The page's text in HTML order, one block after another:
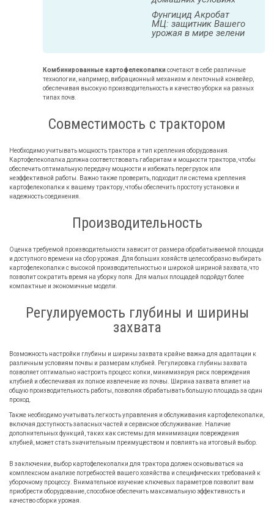
Фунгицид Акробат
МЦ: защитник Вашего
урожая в мире зелени
Комбинированные картофелекопалки сочетают в себе различные
технологии, например, вибрационный механизм и ленточный конвейер,
обеспечивая высокую производительность и качество уборки на разных
типах почв.
Совместимость с трактором
Необходимо учитывать мощность трактора и тип крепления оборудования.
Картофелекопалка должна соответствовать габаритам и мощности трактора, чтобы
обеспечить оптимальную передачу мощности и избежать перегрузок или
неэффективной работы. Важно также проверить, подходит ли система крепления
картофелекопалки к вашему трактору, чтобы обеспечить простоту установки и
надежность соединения.
Производительность
Оценка требуемой производительности зависит от размера обрабатываемой площади
и доступного времени на сбор урожая. Для больших хозяйств целесообразно выбирать
картофелекопалки с высокой производительностью и широкой шириной захвата, что
позволит сократить время на уборку поля. Для малых площадей подойдут более
компактные и экономичные модели.
Регулируемость глубины и ширины
захвата
Возможность настройки глубины и ширины захвата крайне важна для адаптации к
различным условиям почвы и размерам клубней. Регулировка глубины захвата
позволяет оптимально настроить процесс копки, минимизируя риск повреждения
клубней и обеспечивая их полное извлечение из почвы. Ширина захвата влияет на
общую производительность работы, позволяя обрабатывать большую площадь за один
проход.
Также необходимо учитывать легкость управления и обслуживания картофелекопалки,
включая доступность запасных частей и сервисное обслуживание. Наличие
дополнительных функций, таких как системы для минимизации повреждения
клубней, может стать значительным преимуществом и повлиять на итоговый выбор.
В заключении, выбор картофелекопалки для трактора должен основываться на
комплексном анализе потребностей вашего хозяйства и специфических требований к
уборочному процессу. Внимательное изучение ключевых параметров позволит вам
приобрести оборудование, способное обеспечить максимальную эффективность и
качество сборки урожая.